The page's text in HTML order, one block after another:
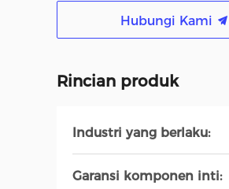
Hubungi Kami
Rincian produk
Industri yang berlaku:
Garansi komponen inti: